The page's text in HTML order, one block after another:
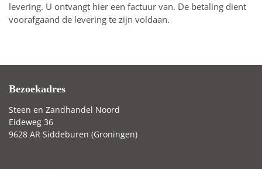
levering. U ontvangt hier een factuur van. De betaling dient
voorafgaand de levering te zijn voldaan.
Bezoekadres
Steen en Zandhandel Noord
Eideweg 36
9628 AR Siddeburen (Groningen)